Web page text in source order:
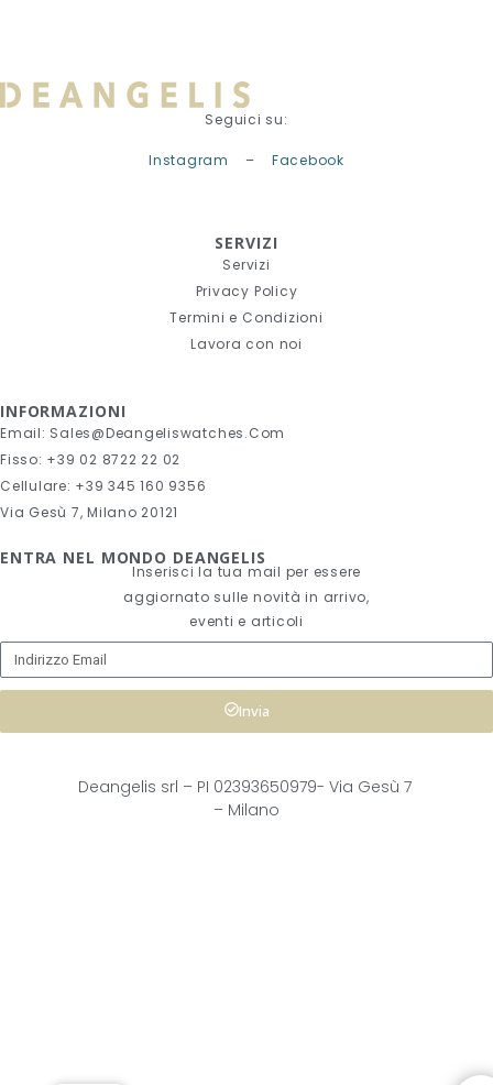
Seguici su:
Instagram – Facebook
SERVIZI
Servizi
Privacy Policy
Termini e Condizioni
Lavora con noi
INFORMAZIONI
Email: Sales@deangeliswatches.com
Fisso: +39 02 8722 22 02
Cellulare: +39 345 160 9356
Via Gesù 7, Milano 20121
ENTRA NEL MONDO DEANGELIS
Inserisci la tua mail per essere
aggiornato sulle novità in arrivo,
eventi e articoli
Invia
Deangelis srl – PI 02393650979- Via Gesù 7
– Milano